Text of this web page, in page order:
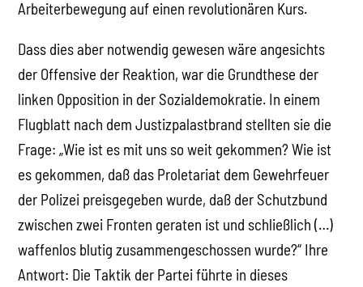
Arbeiterbewegung auf einen revolutionären Kurs.
Dass dies aber notwendig gewesen wäre angesichts
der Offensive der Reaktion, war die Grundthese der
linken Opposition in der Sozialdemokratie. In einem
Flugblatt nach dem Justizpalastbrand stellten sie die
Frage: „Wie ist es mit uns so weit gekommen? Wie ist
es gekommen, daß das Proletariat dem Gewehrfeuer
der Polizei preisgegeben wurde, daß der Schutzbund
zwischen zwei Fronten geraten ist und schließlich (…)
waffenlos blutig zusammengeschossen wurde?“ Ihre
Antwort: Die Taktik der Partei führte in dieses